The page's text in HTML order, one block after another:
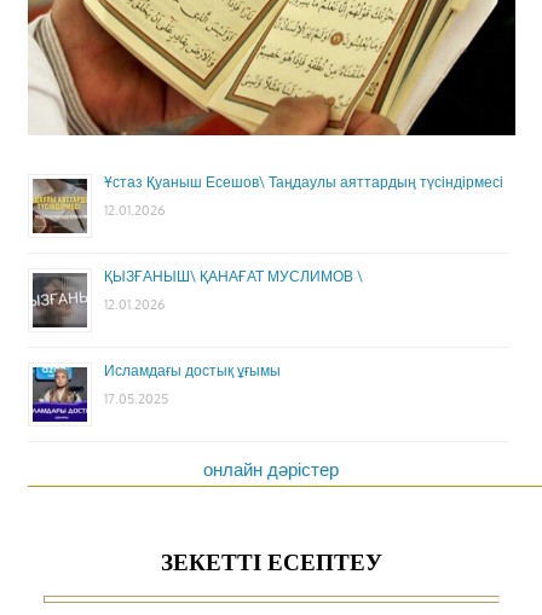
Ұстаз Қуаныш Есешов\ Таңдаулы аяттардың түсіндірмесі
12.01.2026
ҚЫЗҒАНЫШ\ ҚАНАҒАТ МУСЛИМОВ \
12.01.2026
Исламдағы достық ұғымы
17.05.2025
онлайн дәрістер